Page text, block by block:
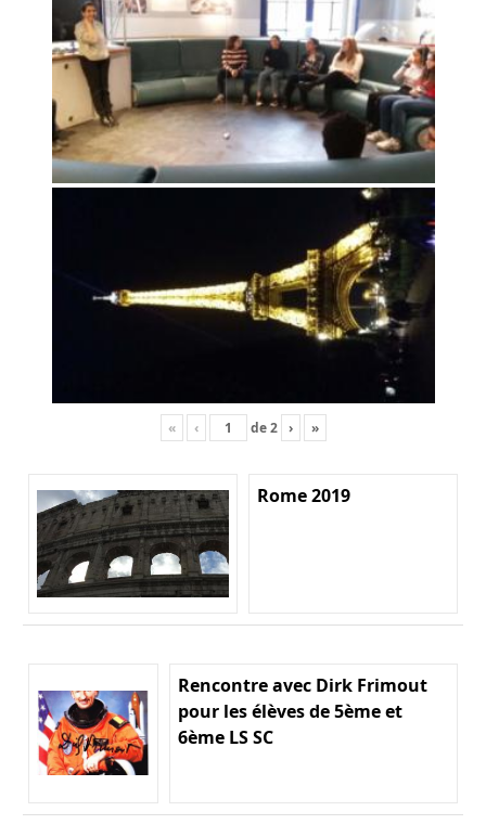
« ‹ de2 › »
Rome 2019
Rencontre avec Dirk Frimout
pour les élèves de 5ème et
6ème LS SC